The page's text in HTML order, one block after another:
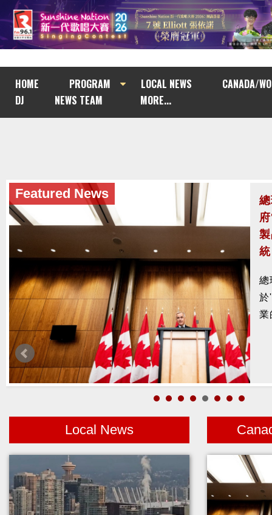
HOME PROGRAM LOCAL NEWS
CANADA/
DJ
NEWS TEAM MORE...
Featured News
發
八
截
Local News